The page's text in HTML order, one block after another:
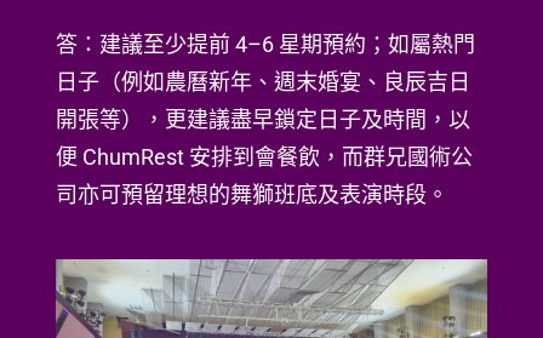
答：建議至少提前 4–6 星期預約；如屬熱門
日子（例如農曆新年、週末婚宴、良辰吉日
開張等），更建議盡早鎖定日子及時間，以
便 ChumRest 安排到會餐飲，而群兄國術公
司亦可預留理想的舞獅班底及表演時段。